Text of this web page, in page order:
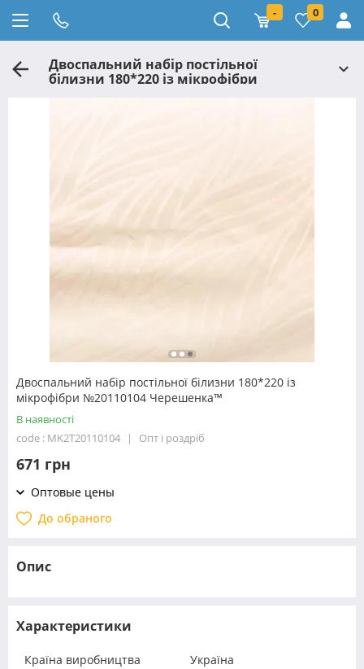
- 0
Двоспальний набір постільної
білизни 180*220 із мікрофібри
Двоспальний набір постільної білизни 180*220 із
мікрофібри №20110104 Черешенка™
В наявності
code : MK2T20110104
Опт і роздріб
671 грн
Оптовые цены
До обраного
Опис
Характеристики
Країна виробництва Україна